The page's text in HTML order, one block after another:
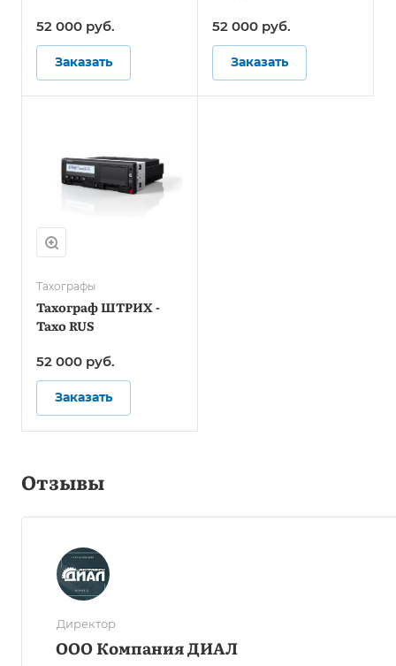
52 000 руб.
Заказать
52 000 руб.
Заказать
Тахографы
Тахограф ШТРИХ -
Тахо RUS
52 000 руб.
Заказать
Отзывы
Директор
ООО Компания ДИАЛ